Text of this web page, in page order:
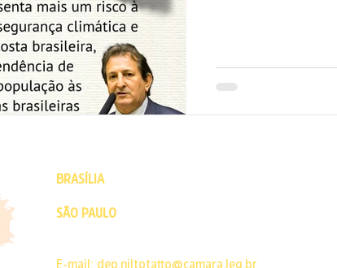
BRASÍLIA
SÃO PAULO
E-mail: dep.niltotatto@camara.leg.br